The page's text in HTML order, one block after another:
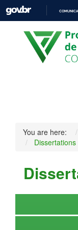
You are here:
Dissertations